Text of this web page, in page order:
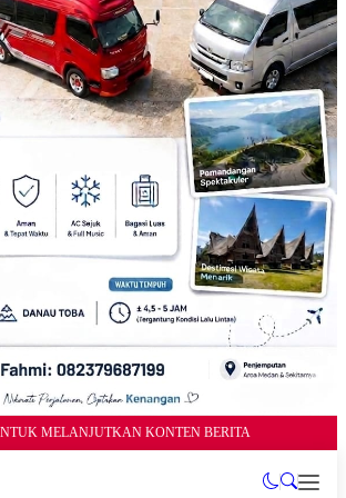
MELANJUTKAN KONTEN BERITA